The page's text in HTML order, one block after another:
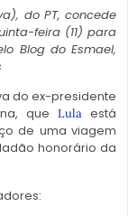
do PT, concede
feira (11) para
Blog do Esmael,
do ex-presidente
que Lulaestá
de uma viagem
honorário da